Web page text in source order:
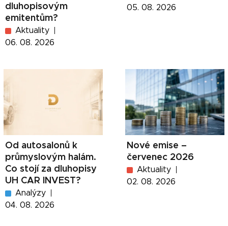
dluhopisovým
emitentům?
Aktuality
06. 08. 2026
05. 08. 2026
Od autosalonů k
průmyslovým halám.
Co stojí za dluhopisy
UH CAR INVEST?
Analýzy
04. 08. 2026
Nové emise –
červenec 2026
Aktuality
02. 08. 2026